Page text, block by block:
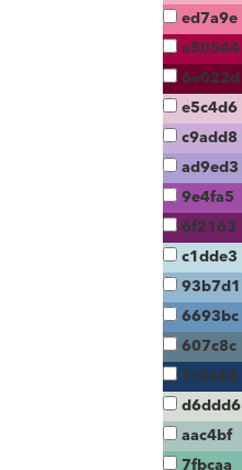
ed7a9e
a50544
6e022d
e5c4d6
c9add8
ad9ed3
9e4fa5
6f2163
c1dde3
93b7d1
6693bc
607c8c
1c3a65
d6ddd6
aac4bf
7fbcaa